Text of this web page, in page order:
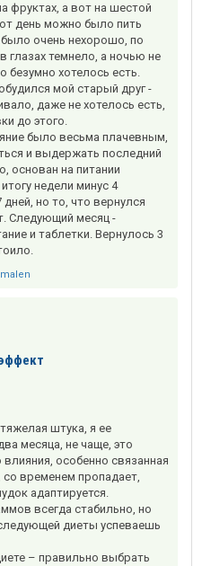
фруктах, а вот на шестой
день можно было пить
очень нехорошо, по
глазах темнело, а ночью не
безумно хотелось есть.
мой старый друг -
даже не хотелось есть,
до этого.
было весьма плачевным,
и выдержать последний
основан на питании
недели минус 4
но то, что вернулся
Следующий месяц -
и таблетки. Вернулось 3
штука, я ее
месяца, не чаще, это
особенно связанная
временем пропадает,
адаптируется.
всегда стабильно, но
диеты успеваешь
– правильно выбрать